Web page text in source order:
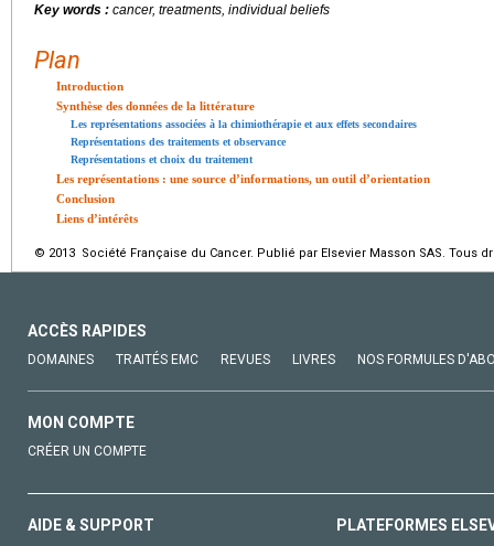
Key words : cancer, treatments, individual beliefs
Plan
Introduction
Synthèse des données de la littérature
Les représentations associées à la chimiothérapie et aux effets secondaires
Représentations des traitements et observance
Représentations et choix du traitement
Les représentations : une source d’informations, un outil d’orientation
Conclusion
Liens d’intérêts
© 2013 Société Française du Cancer. Publié par Elsevier Masson SAS. Tous
ACCÈS RAPIDES
DOMAINES TRAITÉS EMC REVUES LIVRES NOS FORMULES
MON COMPTE
CRÉER UN COMPTE
AIDE & SUPPORT PLATEFORMES